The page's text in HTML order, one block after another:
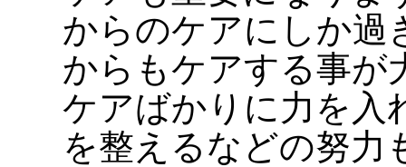
からのケアにしか過
からもケアする事が
ケアばかりに力を入
を整えるなどの努力